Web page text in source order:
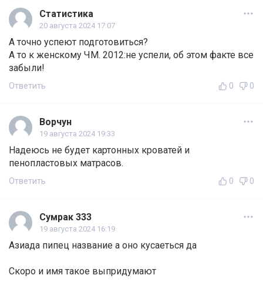
Статистика
20 августа 2024 17:07
А точно успеют подготовиться?
А то к женскому ЧМ. 2012:не успели, об этом факте все
забыли!
Ответить 0 0
Ворчун
19 августа 2024 19:33
Надеюсь не будет картонных кроватей и
пенопластовых матрасов.
Ответить 0 0
Сумрак 333
19 августа 2024 16:19
Азиада пипец название а оно кусаеться да
Скоро и имя такое выпридумают